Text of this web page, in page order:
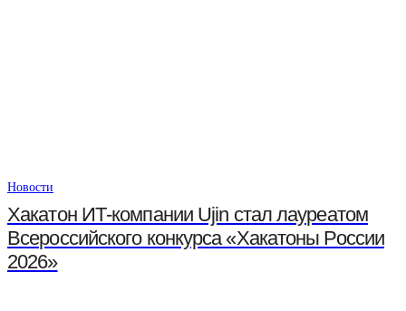
Новости
Хакатон ИТ-компании Ujin стал лауреатом
Всероссийского конкурса «Хакатоны России
2026»